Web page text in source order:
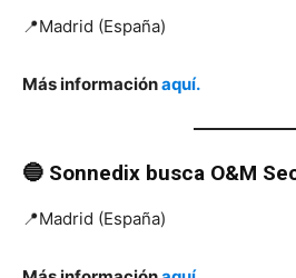
📍Madrid (España)
Más informaciónaquí.
🔵 Sonnedix busca O&M
📍Madrid (España)